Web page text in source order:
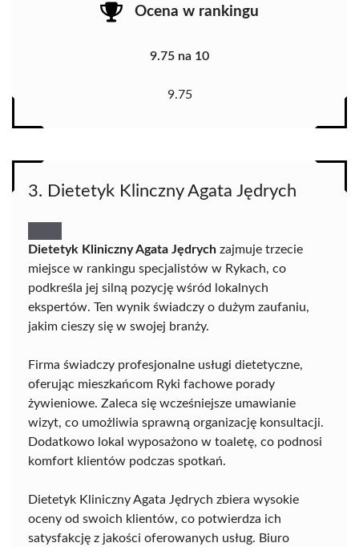
Ocena w rankingu
9.75 na 10
9.75
3. Dietetyk Klinczny Agata Jędrych
Dietetyk Kliniczny Agata Jędrych zajmuje trzecie
miejsce w rankingu specjalistów w Rykach, co
podkreśla jej silną pozycję wśród lokalnych
ekspertów. Ten wynik świadczy o dużym zaufaniu,
jakim cieszy się w swojej branży.
Firma świadczy profesjonalne usługi dietetyczne,
oferując mieszkańcom Ryki fachowe porady
żywieniowe. Zaleca się wcześniejsze umawianie
wizyt, co umożliwia sprawną organizację konsultacji.
Dodatkowo lokal wyposażono w toaletę, co podnosi
komfort klientów podczas spotkań.
Dietetyk Kliniczny Agata Jędrych zbiera wysokie
oceny od swoich klientów, co potwierdza ich
satysfakcję z jakości oferowanych usług. Biuro